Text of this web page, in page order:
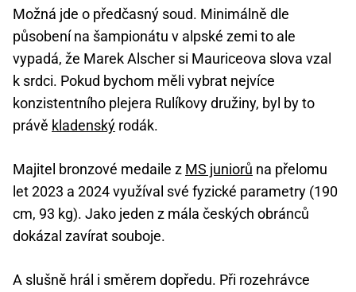
Možná jde o předčasný soud. Minimálně dle
působení na šampionátu v alpské zemi to ale
vypadá, že Marek Alscher si Mauriceova slova vzal
k srdci. Pokud bychom měli vybrat nejvíce
konzistentního plejera Rulíkovy družiny, byl by to
právě kladenský rodák.
Majitel bronzové medaile z MS juniorů na přelomu
let 2023 a 2024 využíval své fyzické parametry (190
cm, 93 kg). Jako jeden z mála českých obránců
dokázal zavírat souboje.
A slušně hrál i směrem dopředu. Při rozehrávce